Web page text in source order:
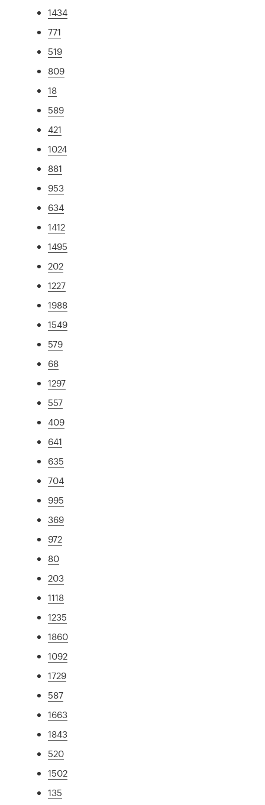
1434
771
519
809
18
589
421
1024
881
953
634
1412
1495
202
1227
1988
1549
579
68
1297
557
409
641
635
704
995
369
972
80
203
1118
1235
1860
1092
1729
587
1663
1843
520
1502
135